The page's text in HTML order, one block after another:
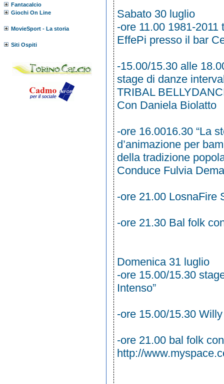
Fantacalcio
Giochi On Line
MovieSport - La storia
Siti Ospiti
Sabato 30 luglio
-ore 11.00 1981-2011
EffePi presso il bar
-15.00/15.30 alle
stage di danze
TRIBAL
Con Daniela Biolatto
-ore 16.0016.30 “La
d’animazione per
della tradizione
Conduce Fulvia
-ore 21.00 LosnaFire
-ore 21.30 Bal folk
Domenica 31 luglio
-ore 15.00/15.30
Intenso”
-ore 15.00/15.30
-ore 21.00 bal folk
http://